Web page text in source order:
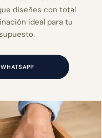
diseñes con total
ideal para tu